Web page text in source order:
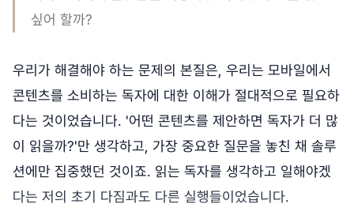
싶어 할까?
우리가 해결해야 하는 문제의 본질은, 우리는 모바일에서
콘텐츠를 소비하는 독자에 대한 이해가 절대적으로 필요하
다는 것이었습니다. '어떤 콘텐츠를 제안하면 독자가 더 많
이 읽을까?'만 생각하고, 가장 중요한 질문을 놓친 채 솔루
션에만 집중했던 것이죠. 읽는 독자를 생각하고 일해야겠
다는 저의 초기 다짐과도 다른 실행들이었습니다.